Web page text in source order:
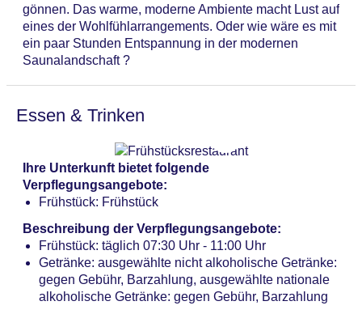
gönnen. Das warme, moderne Ambiente macht Lust auf
eines der Wohlfühlarrangements. Oder wie wäre es mit
ein paar Stunden Entspannung in der modernen
Saunalandschaft ?
Essen & Trinken
Ihre Unterkunft bietet folgende
Verpflegungsangebote:
Frühstück: Frühstück
Beschreibung der Verpflegungsangebote:
Frühstück: täglich 07:30 Uhr - 11:00 Uhr
Getränke: ausgewählte nicht alkoholische Getränke:
gegen Gebühr, Barzahlung, ausgewählte nationale
alkoholische Getränke: gegen Gebühr, Barzahlung